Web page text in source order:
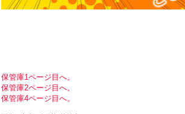
保管庫1ページ目へ。
保管庫2ページ目へ。
保管庫4ページ目へ。